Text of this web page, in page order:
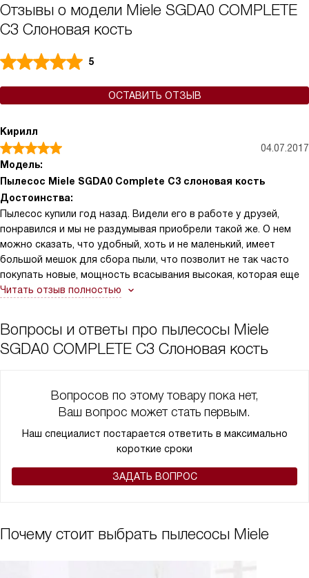
Отзывы о модели Miele SGDA0 COMPLETE
C3 Слоновая кость
5
ОСТАВИТЬ ОТЗЫВ
Кирилл
04.07.2017
Модель:
Пылесос Miele SGDA0 Complete C3 слоновая кость
Достоинства:
Пылесос купили год назад. Видели его в работе у друзей,
понравился и мы не раздумывая приобрели такой же. О нем
можно сказать, что удобный, хоть и не маленький, имеет
большой мешок для сбора пыли, что позволит не так часто
покупать новые, мощность всасывания высокая, которая еще
Читать отзыв полностью
Вопросы и ответы про пылесосы Miele
SGDA0 COMPLETE C3 Слоновая кость
Вопросов по этому товару пока нет,
Ваш вопрос может стать первым.
Наш специалист постарается ответить в максимально
короткие сроки
ЗАДАТЬ ВОПРОС
Почему стоит выбрать пылесосы Miele